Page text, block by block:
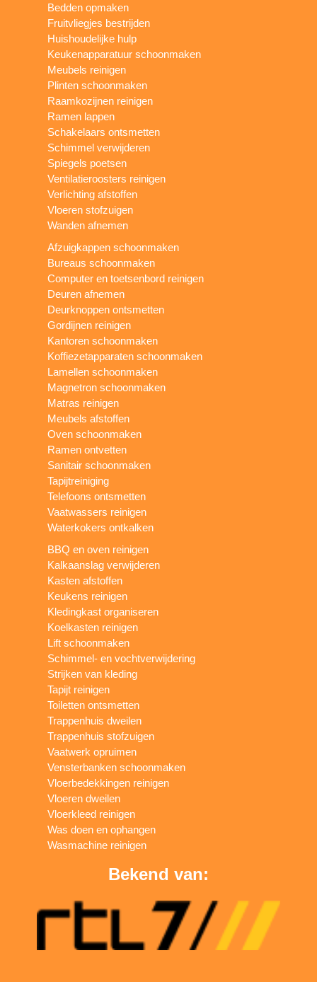
Bedden opmaken
Fruitvliegjes bestrijden
Huishoudelijke hulp
Keukenapparatuur schoonmaken
Meubels reinigen
Plinten schoonmaken
Raamkozijnen reinigen
Ramen lappen
Schakelaars ontsmetten
Schimmel verwijderen
Spiegels poetsen
Ventilatieroosters reinigen
Verlichting afstoffen
Vloeren stofzuigen
Wanden afnemen
Afzuigkappen schoonmaken
Bureaus schoonmaken
Computer en toetsenbord reinigen
Deuren afnemen
Deurknoppen ontsmetten
Gordijnen reinigen
Kantoren schoonmaken
Koffiezetapparaten schoonmaken
Lamellen schoonmaken
Magnetron schoonmaken
Matras reinigen
Meubels afstoffen
Oven schoonmaken
Ramen ontvetten
Sanitair schoonmaken
Tapijtreiniging
Telefoons ontsmetten
Vaatwassers reinigen
Waterkokers ontkalken
BBQ en oven reinigen
Kalkaanslag verwijderen
Kasten afstoffen
Keukens reinigen
Kledingkast organiseren
Koelkasten reinigen
Lift schoonmaken
Schimmel- en vochtverwijdering
Strijken van kleding
Tapijt reinigen
Toiletten ontsmetten
Trappenhuis dweilen
Trappenhuis stofzuigen
Vaatwerk opruimen
Vensterbanken schoonmaken
Vloerbedekkingen reinigen
Vloeren dweilen
Vloerkleed reinigen
Was doen en ophangen
Wasmachine reinigen
Bekend van: